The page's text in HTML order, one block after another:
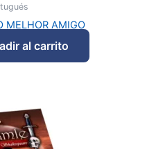
MELHOR AMIGO
al carrito